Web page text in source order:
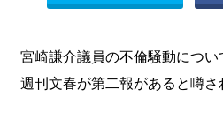
宮崎謙介議員の不倫騒動につい
週刊文春が第二報があると噂さ